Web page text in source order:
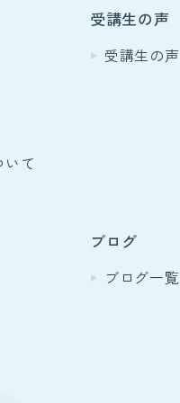
て
受講生の声
受講生の声
ブログ
ブログ一覧